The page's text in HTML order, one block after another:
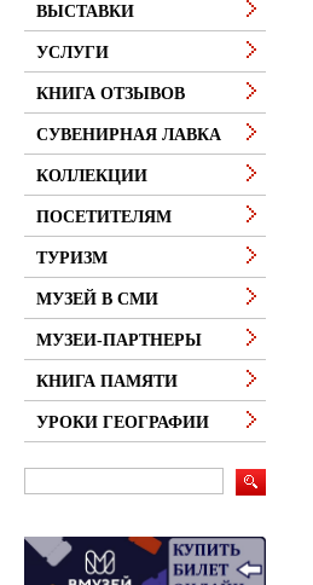
ВЫСТАВКИ
УСЛУГИ
КНИГА ОТЗЫВОВ
СУВЕНИРНАЯ ЛАВКА
КОЛЛЕКЦИИ
ПОСЕТИТЕЛЯМ
ТУРИЗМ
МУЗЕЙ В СМИ
МУЗЕИ-ПАРТНЕРЫ
КНИГА ПАМЯТИ
УРОКИ ГЕОГРАФИИ